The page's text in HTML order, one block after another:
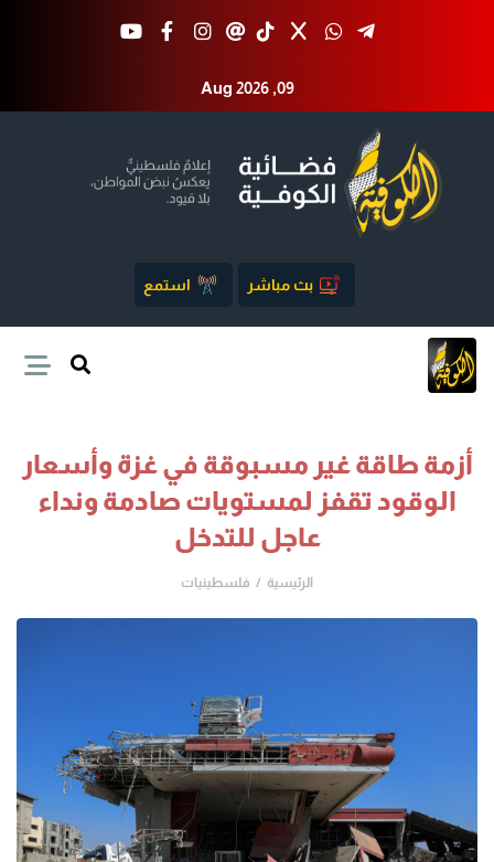
Aug 2026 ,09
بث مباشر استمع
أزمة طاقة غير مسبوقة في غزة وأسعار
الوقود تقفز لمستويات صادمة ونداء
عاجل للتدخل
الرئيسية فلسطينيات